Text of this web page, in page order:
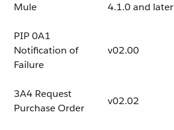
Mule
4.1.0 and later
PIP 0A1
Notification of
Failure
v02.00
3A4 Request
Purchase Order
v02.02